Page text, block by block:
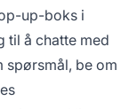
up-boks i
til å chatte med
spørsmål, be om